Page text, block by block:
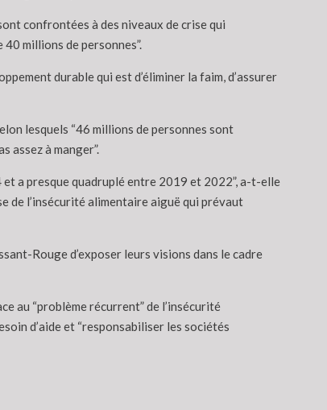
confrontées à des niveaux de crise qui
millions de personnes”.
durable qui est d’éliminer la faim, d’assurer
lesquels “46 millions de personnes sont
assez à manger”.
et a presque quadruplé entre 2019 et 2022”, a-t-elle
de l’insécurité alimentaire aiguë qui prévaut
Rouge d’exposer leurs visions dans le cadre
au “problème récurrent” de l’insécurité
d’aide et “responsabiliser les sociétés